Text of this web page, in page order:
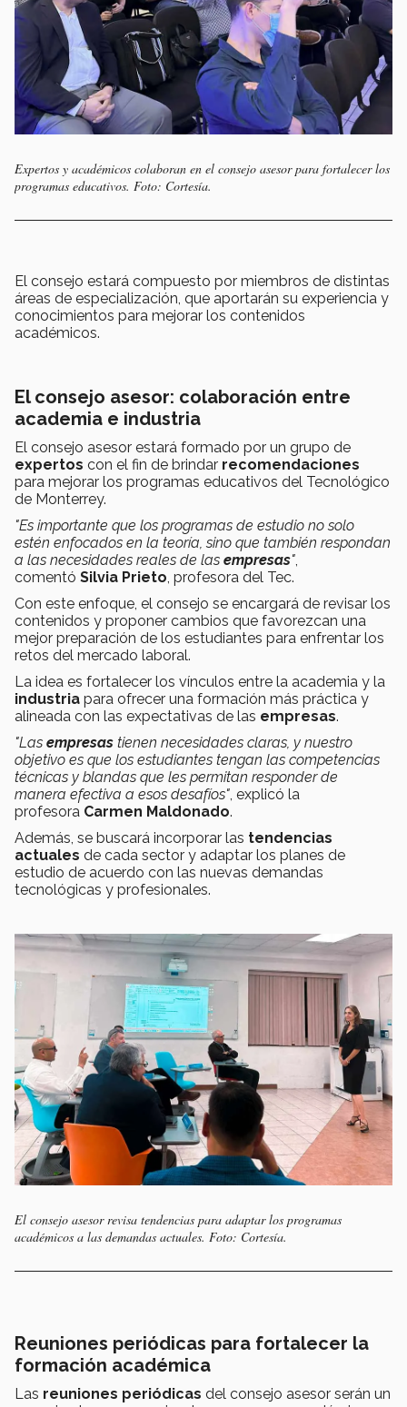
Expertos y académicos colaboran en el consejo asesor para fortalecer los
programas educativos. Foto: Cortesía.
El consejo estará compuesto por miembros de distintas
áreas de especialización, que aportarán su experiencia y
conocimientos para mejorar los contenidos
académicos.
El consejo asesor: colaboración entre
academia e industria
El consejo asesor estará formado por un grupo de
expertos con el fin de brindar recomendaciones
para mejorar los programas educativos del Tecnológico
de Monterrey.
"Es importante que los programas de estudio no solo
estén enfocados en la teoría, sino que también respondan
a las necesidades reales de las empresas",
comentó Silvia Prieto, profesora del Tec.
Con este enfoque, el consejo se encargará de revisar los
contenidos y proponer cambios que favorezcan una
mejor preparación de los estudiantes para enfrentar los
retos del mercado laboral.
La idea es fortalecer los vínculos entre la academia y la
industria para ofrecer una formación más práctica y
alineada con las expectativas de las empresas.
"Las empresas tienen necesidades claras, y nuestro
objetivo es que los estudiantes tengan las competencias
técnicas y blandas que les permitan responder de
manera efectiva a esos desafíos", explicó la
profesora Carmen Maldonado.
Además, se buscará incorporar las tendencias
actuales de cada sector y adaptar los planes de
estudio de acuerdo con las nuevas demandas
tecnológicas y profesionales.
El consejo asesor revisa tendencias para adaptar los programas
académicos a las demandas actuales. Foto: Cortesía.
Reuniones periódicas para fortalecer la
formación académica
Las reuniones periódicas del consejo asesor serán un